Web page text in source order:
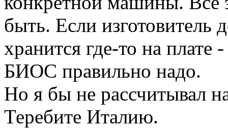
быть. Если
хранится где-то на плате
БИОС правильно надо.
Но я бы не рассчитывал
Теребите Италию.